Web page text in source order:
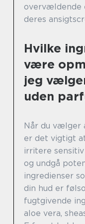
overvældende
deres
Hvilke
være
jeg
uden
Når du vælger
er det vigtigt
irritere
og undgå
ingredienser
din hud er
fugtgivende
aloe vera,